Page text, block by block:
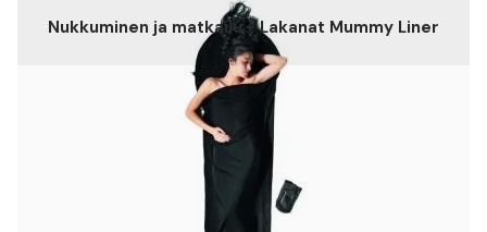
Nukkuminen ja matkailu - Lakanat Mummy Liner